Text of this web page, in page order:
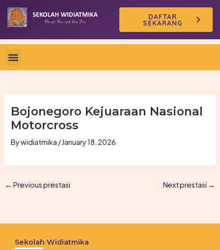
Skip
content
DAFTAR
SEKARANG
Bojonegoro Kejuaraan Nasional
Motorcross
Bywidiatmika /January 18, 2026
← Previous prestasi Next prestasi →
Sekolah Widiatmika